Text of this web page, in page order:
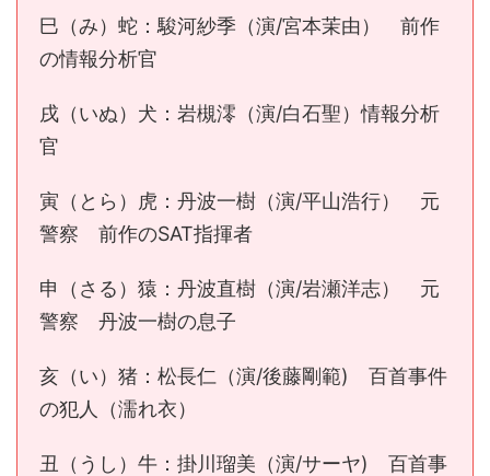
巳（み）蛇：駿河紗季（演/宮本茉由） 前作
の情報分析官
戌（いぬ）犬：岩槻澪（演/白石聖）情報分析
官
寅（とら）虎：丹波一樹（演/平山浩行） 元
警察 前作のSAT指揮者
申（さる）猿：丹波直樹（演/岩瀬洋志） 元
警察 丹波一樹の息子
亥（い）猪：松長仁（演/後藤剛範) 百首事件
の犯人（濡れ衣）
丑（うし）牛：掛川瑠美（演/サーヤ) 百首事